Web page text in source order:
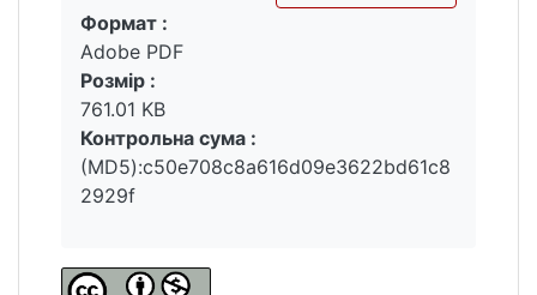
Вантажиться...
Формат :
Adobe PDF
Розмір :
761.01 KB
Контрольна сума :
(MD5):c50e708c8a616d09e3622bd61c8
2929f